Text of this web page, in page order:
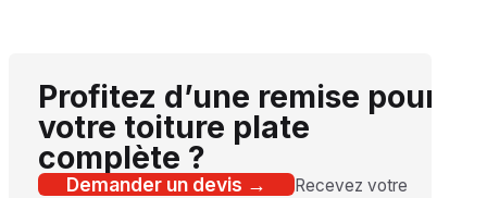
Profitez d’une remise pour
votre toiture plate
complète ?
Demander un devis →
Recevez votre